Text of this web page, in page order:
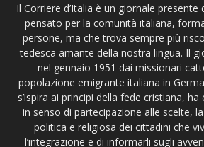
Il Corriere d’Italia è un giornale presente
pensato per la comunità italiana,
persone, ma che trova sempre più
tedesca amante della nostra lingua. Il
nel gennaio 1951 dai missionari
popolazione emigrante italiana in
s’ispira ai principi della fede cristiana,
in senso di partecipazione alle scelte,
politica e religiosa dei cittadini che
l’integrazione e di informarli sugli